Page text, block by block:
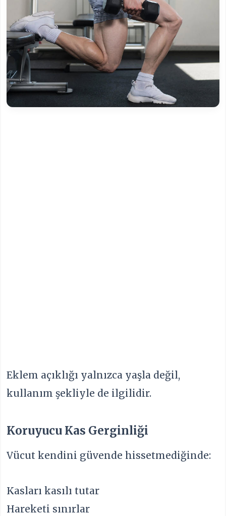
Eklem açıklığı yalnızca yaşla değil,
kullanım şekliyle de ilgilidir.
Koruyucu Kas Gerginliği
Vücut kendini güvende hissetmediğinde:
Kasları kasılı tutar
Hareketi sınırlar